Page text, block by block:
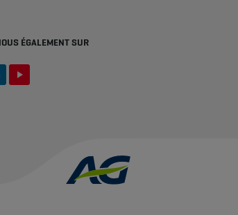
ÉGALEMENT SUR